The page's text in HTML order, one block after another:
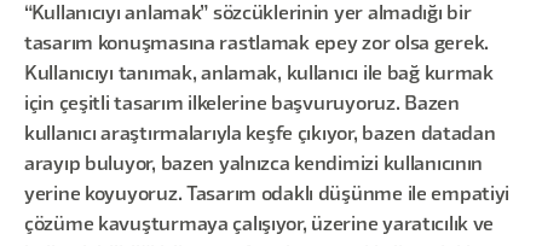
“Kullanıcıyı anlamak” sözcüklerinin yer almadığı bir
tasarım konuşmasına rastlamak epey zor olsa gerek.
Kullanıcıyı tanımak, anlamak, kullanıcı ile bağ kurmak
için çeşitli tasarım ilkelerine başvuruyoruz. Bazen
kullanıcı araştırmalarıyla keşfe çıkıyor, bazen datadan
arayıp buluyor, bazen yalnızca kendimizi kullanıcının
yerine koyuyoruz. Tasarım odaklı düşünme ile empatiyi
çözüme kavuşturmaya çalışıyor, üzerine yaratıcılık ve